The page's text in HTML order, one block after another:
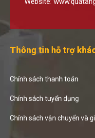
Thông tin hỗ trợ
Chính sách thanh toán
Chính sách tuyển dụng
Chính sách vận chuyển và